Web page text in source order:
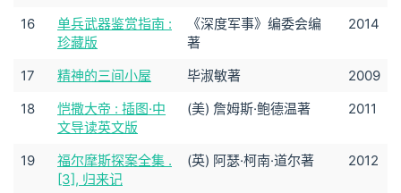
16
单兵武器鉴赏指南 :
珍藏版
《深度军事》编委会编
著
2014
17 精神的三间小屋 毕淑敏著
2009
18
恺撒大帝 : 插图·中
文导读英文版
(美) 詹姆斯·鲍德温著 2011
19
福尔摩斯探案全集 .
[3], 归来记
(英) 阿瑟·柯南·道尔著 2012